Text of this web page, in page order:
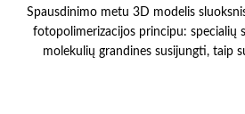
Spausdinimo metu 3D modelis
fotopolimerizacijos principu: specialių
molekulių grandines susijungti, taip